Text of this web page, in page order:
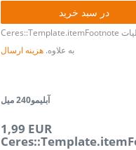
در سبد خرید
Ceres::Template.itemFootnote
به علاوه. هزینه ارسال
آبلیمو240 میل
1,99 EUR